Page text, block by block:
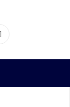
Dribbble